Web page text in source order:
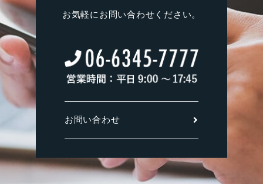
お気軽にお問い合わせください。
お問い合わせ